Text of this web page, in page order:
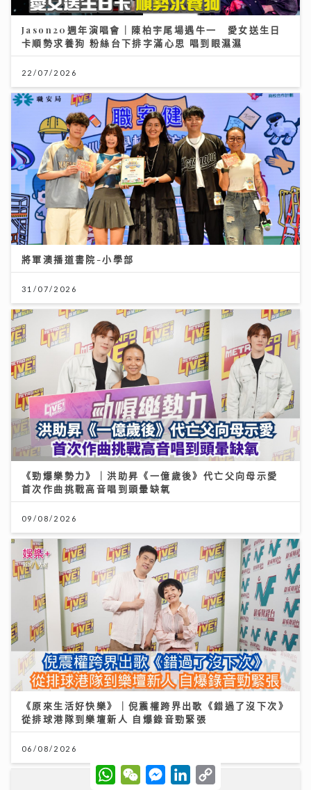
Jason20週年演唱會｜陳柏宇尾場遇牛一 愛女送生日
卡順勢求養狗 粉絲台下排字滿心思 唱到眼濕濕
22/07/2026
將軍澳播道書院-小學部
31/07/2026
《勁爆樂勢力》｜洪助昇《一億歲後》代亡父向母示愛
首次作曲挑戰高音唱到頭暈缺氧
09/08/2026
《原來生活好快樂》｜倪震權跨界出歌《錯過了沒下次》
從排球港隊到樂壇新人 自爆錄音勁緊張
06/08/2026
W
h
W
e
M
e
L